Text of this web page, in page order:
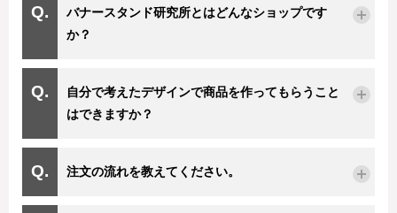
バナースタンド研究所とはどんなショップです
か？
自分で考えたデザインで商品を作ってもらうこと
はできますか？
注文の流れを教えてください。